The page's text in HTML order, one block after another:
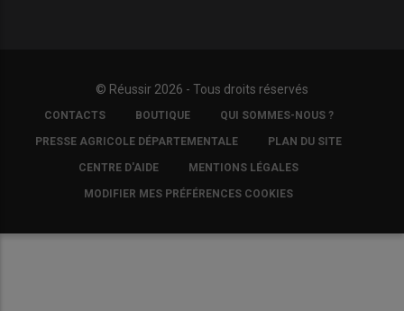
© Réussir 2026 - Tous droits réservés
FOOTER
COPYRIGHT
CONTACTS BOUTIQUE QUI SOMMES-NOUS ?
PRESSE AGRICOLE DÉPARTEMENTALE PLAN DU SITE
CENTRE D'AIDE MENTIONS LÉGALES
MODIFIER MES PRÉFÉRENCES COOKIES